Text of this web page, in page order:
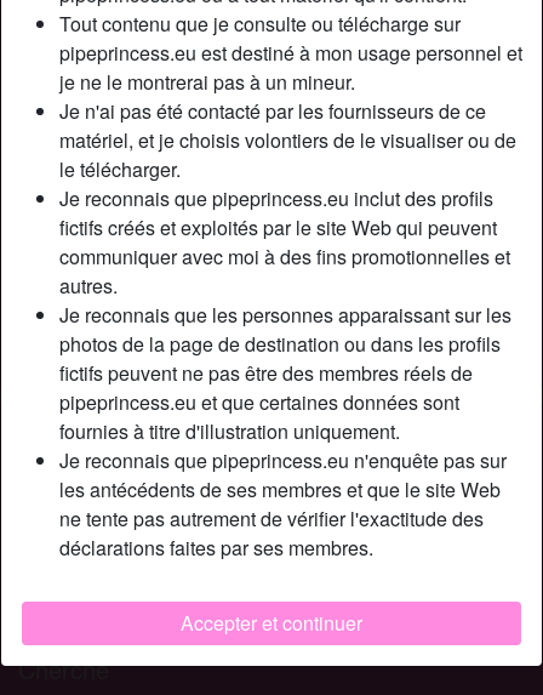
Tout contenu que je consulte ou télécharge sur
pipeprincess.eu est destiné à mon usage personnel et
je ne le montrerai pas à un mineur.
Je n'ai pas été contacté par les fournisseurs de ce
matériel, et je choisis volontiers de le visualiser ou de
le télécharger.
Je reconnais que pipeprincess.eu inclut des profils
fictifs créés et exploités par le site Web qui peuvent
communiquer avec moi à des fins promotionnelles et
autres.
Je reconnais que les personnes apparaissant sur les
photos de la page de destination ou dans les profils
fictifs peuvent ne pas être des membres réels de
pipeprincess.eu et que certaines données sont
fournies à titre d'illustration uniquement.
Je reconnais que pipeprincess.eu n'enquête pas sur
les antécédents de ses membres et que le site Web
ne tente pas autrement de vérifier l'exactitude des
déclarations faites par ses membres.
Accepter et continuer
Pays:
Suisse
Département:
Genève
Sexe:
Femme
Sexualité:
Hétéro
Relation:
Couleur des cheveux:
Brunette
Couleur des yeux:
Bleu
Taille:
165 cm
Poids:
Épilé(e):
Oui
Fumeur(euse):
Non
Description
Je suis une femme forte et indépendante. Cela ne
m'empêche pas d'être attirée par des beaux mecs musclés
et sexy. Je veux un petit ami fort et aussi très possessif. Je
veux le sentir toujours près de moi et sentir son odeur si
Cherche